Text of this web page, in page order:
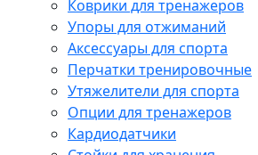
Коврики для тренажеров
Упоры для отжиманий
Аксессуары для спорта
Перчатки тренировочные
Утяжелители для спорта
Опции для тренажеров
Кардиодатчики